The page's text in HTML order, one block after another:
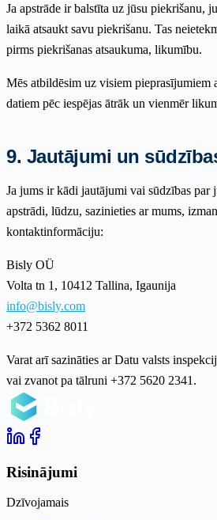
Ja apstrāde ir balstīta uz jūsu piekrišanu,
laikā atsaukt savu piekrišanu. Tas
pirms piekrišanas atsaukuma, likumību.
Mēs atbildēsim uz visiem pieprasījumiem
datiem pēc iespējas ātrāk un vienmēr
9. Jautājumi un
Ja jums ir kādi jautājumi vai sūdzības par
apstrādi, lūdzu, sazinieties ar mums,
kontaktinformāciju:
Bisly OÜ
Volta tn 1, 10412 Tallina, Igaunija
info@bisly.com
+372 5362 8011
Varat arī sazināties ar Datu valsts
vai zvanot pa tālruni +372 5620 2341.
Risinājumi
Dzīvojamais